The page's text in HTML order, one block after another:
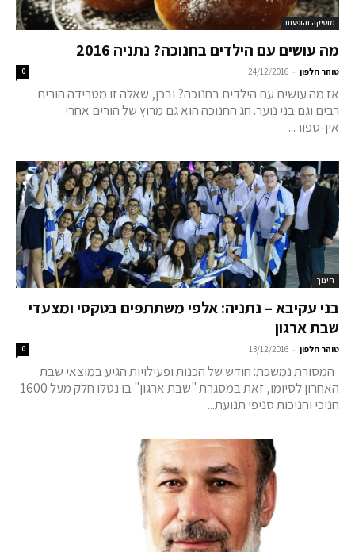
מוסיקה והופעות
מה עושים עם הילדים בחנוכה? נתניה 2016
טוהר חלפון -
24/12/2016
0
אז מה עושים עם הילדים בחנוכה? ובכן, שאלה זו מטרידה הורים
רבים וגם בני נוער. חג החנוכה הוא גם מרוץ של הורים אחרי
אין-ספור...
חינוך
בני עקיבא – נתניה: אלפי משתתפים בטקסי ומצעדי
שבת ארגון
טוהר חלפון -
13/12/2016
0
המסורת נמשכת: חודש של הכנות ופעילויות הגיע במוצאי שבת
האחרון לסיומו, זאת במסגרת "שבת ארגון" בו נטלו חלק מעל 1600
חניכי וחניכות סניפי תנועת...